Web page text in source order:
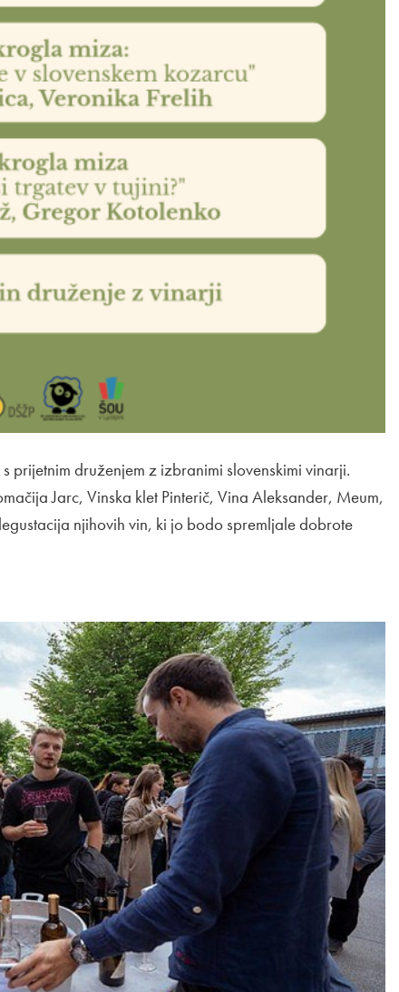
prijetnim druženjem z izbranimi slovenskimi vinarji.
Jarc, Vinska klet Pinterič, Vina Aleksander, Meum,
njihovih vin, ki jo bodo spremljale dobrote